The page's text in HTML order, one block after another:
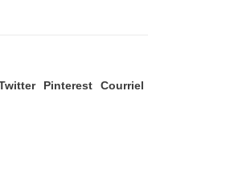
Pinterest Courriel